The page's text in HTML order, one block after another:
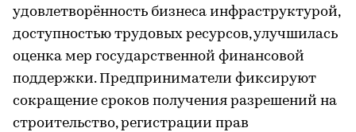
удовлетворённость бизнеса инфраструктурой,
доступностью трудовых ресурсов, улучшилась
оценка мер государственной финансовой
поддержки. Предприниматели фиксируют
сокращение сроков получения разрешений на
строительство, регистрации прав